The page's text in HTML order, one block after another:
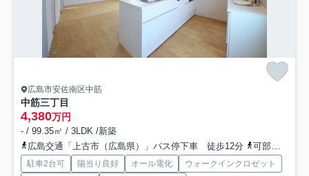
広島市安佐南区中筋
中筋三丁目
4,380万円
- / 99.35㎡ / 3LDK /新築
広島交通「上古市（広島県）」バス停下車 徒歩12分
可部線「古市橋」駅 徒歩22分
駐車2台可 陽当り良好 オール電化
ウォークインクロゼット